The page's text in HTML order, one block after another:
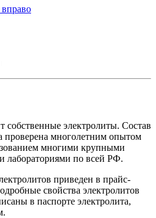
электролиты. Состав
проверена многолетним опытом
многими крупными
лабораториями по всей РФ.
приведен в прайс-
свойства электролитов
в паспорте электролита,